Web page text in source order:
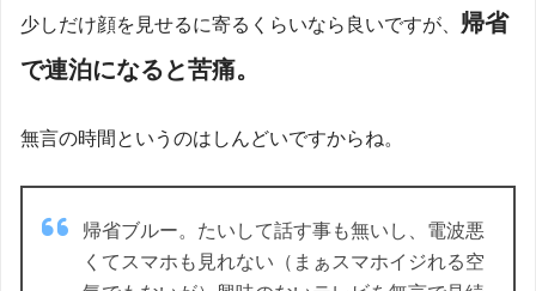
少しだけ顔を見せるに寄るくらいなら良いですが、 帰省
で連泊になると苦痛。
無言の時間というのはしんどいですからね。
帰省ブルー。たいして話す事も無いし、電波悪
くてスマホも見れない（まぁスマホイジれる空